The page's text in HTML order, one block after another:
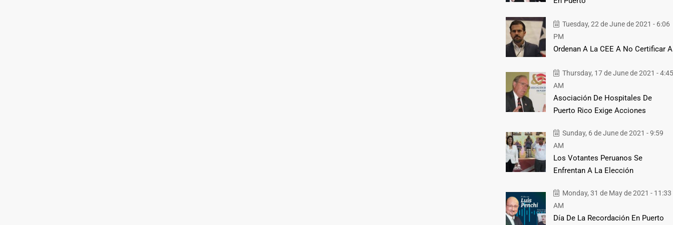
Tuesday, 22 de June de 2021 - 6:06
PM
Ordenan A La CEE A No Certificar A
Thursday, 17 de June de 2021 - 4:45
AM
Asociación De Hospitales De
Puerto Rico Exige Acciones
Sunday, 6 de June de 2021 - 9:59
AM
Los Votantes Peruanos Se
Enfrentan A La Elección
Monday, 31 de May de 2021 - 11:33
AM
Día De La Recordación En Puerto